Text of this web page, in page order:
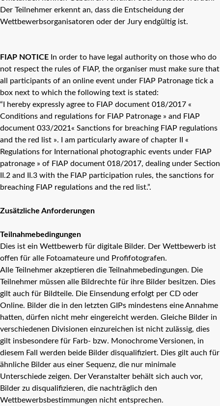
Der Teilnehmer erkennt an, dass die Entscheidung der
Wettbewerbsorganisatoren oder der Jury endgültig ist.
FIAP NOTICE In order to have legal authority on those who do
not respect the rules of FIAP, the organiser must make sure that
all participants of an online event under FIAP Patronage tick a
box next to which the following text is stated:
“I hereby expressly agree to FIAP document 018/2017 «
Conditions and regulations for FIAP Patronage » and FIAP
document 033/2021« Sanctions for breaching FIAP regulations
and the red list ». I am particularly aware of chapter II «
Regulations for International photographic events under FIAP
patronage » of FIAP document 018/2017, dealing under Section
II.2 and II.3 with the FIAP participation rules, the sanctions for
breaching FIAP regulations and the red list.”.
Zusätzliche Anforderungen
Teilnahmebedingungen
Dies ist ein Wettbewerb für digitale Bilder. Der Wettbewerb ist
offen für alle Fotoamateure und Profifotografen.
Alle Teilnehmer akzeptieren die Teilnahmebedingungen. Die
Teilnehmer müssen alle Bildrechte für ihre Bilder besitzen. Dies
gilt auch für Bildteile. Die Einsendung erfolgt per CD oder
Online. Bilder die in den letzten GIPs mindestens eine Annahme
hatten, dürfen nicht mehr eingereicht werden. Gleiche Bilder in
verschiedenen Divisionen einzureichen ist nicht zulässig, dies
gilt insbesondere für Farb- bzw. Monochrome Versionen, in
diesem Fall werden beide Bilder disqualifiziert. Dies gilt auch für
ähnliche Bilder aus einer Sequenz, die nur minimale
Unterschiede zeigen. Der Veranstalter behält sich auch vor,
Bilder zu disqualifizieren, die nachträglich den
Wettbewerbsbestimmungen nicht entsprechen.